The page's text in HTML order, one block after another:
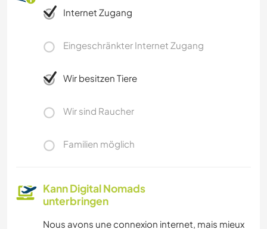
Internet Zugang
Eingeschränkter Internet Zugang
Wir besitzen Tiere
Wir sind Raucher
Familien möglich
Kann Digital Nomads
unterbringen
Nous avons une connexion internet, mais mieux